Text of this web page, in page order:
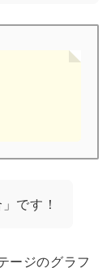
です！